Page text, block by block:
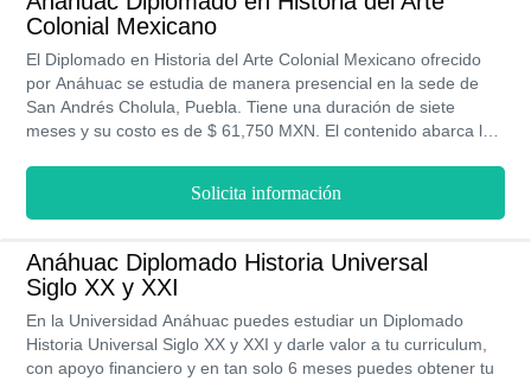
Colonial Mexicano
El Diplomado en Historia del Arte Colonial Mexicano ofrecido
por Anáhuac se estudia de manera presencial en la sede de
San Andrés Cholula, Puebla. Tiene una duración de siete
meses y su costo es de $ 61,750 MXN. El contenido abarca la
inicial es de aproximadamente $ 9,000 MXN mensuales.
Solicita información
Anáhuac Diplomado Historia Universal
Siglo XX y XXI
En la Universidad Anáhuac puedes estudiar un Diplomado
Historia Universal Siglo XX y XXI y darle valor a tu curriculum,
con apoyo financiero y en tan solo 6 meses puedes obtener tu